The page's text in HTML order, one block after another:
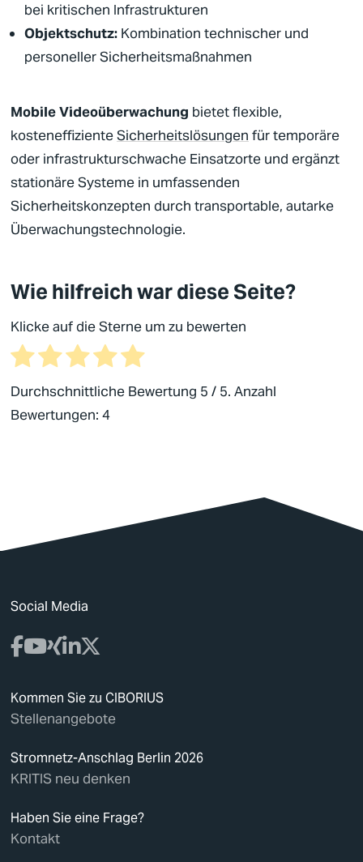
bei kritischen Infrastrukturen
Objektschutz:Kombination technischer und
personellerSicherheitsmaßnahmen
MobileVideoüberwachung bietet flexible,
kosteneffizienteSicherheitslösungen für temporäre
oder infrastrukturschwache Einsatzorte und ergänzt
stationäre Systeme in umfassenden
Sicherheitskonzepten durch transportable, autarke
Überwachungstechnologie.
Wie hilfreich war diese Seite?
Klicke auf die Sterne um zu bewerten
Durchschnittliche Bewertung 5 / 5. Anzahl
Bewertungen: 4
Social Media
Kommen Sie zu CIBORIUS
Stellenangebote
Stromnetz-Anschlag Berlin 2026
KRITIS neu denken
Haben Sie eine Frage?
Kontakt